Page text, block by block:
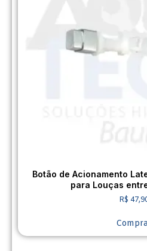
Botão de Acionamento
para Louças
R$